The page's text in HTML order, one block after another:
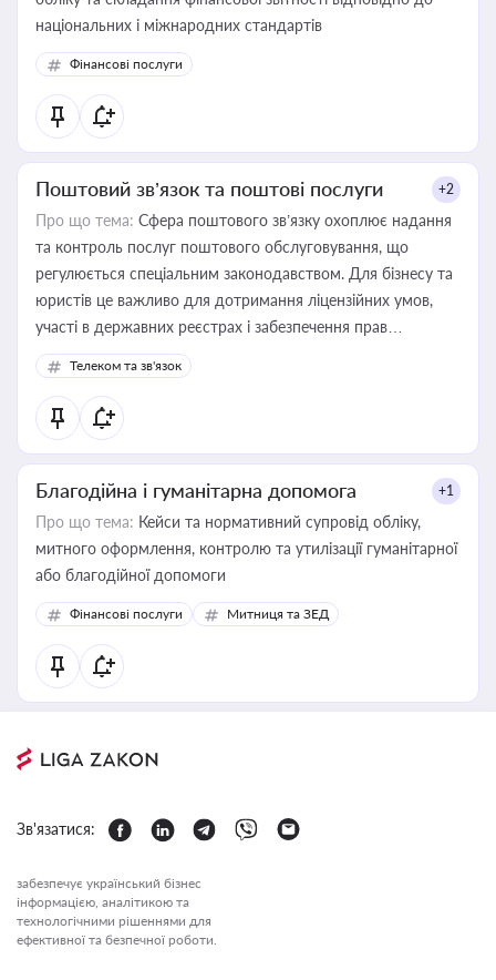
національних і міжнародних стандартів
Фінансові послуги
Поштовий зв’язок та поштові послуги +2
Про що тема: Сфера поштового зв’язку охоплює надання
та контроль послуг поштового обслуговування, що
регулюється спеціальним законодавством. Для бізнесу та
юристів це важливо для дотримання ліцензійних умов,
участі в державних реєстрах і забезпечення прав
споживачів.
Телеком та зв'язок
Благодійна і гуманітарна допомога +1
Про що тема: Кейси та нормативний супровід обліку,
митного оформлення, контролю та утилізації гуманітарної
або благодійної допомоги
Фінансові послуги Митниця та ЗЕД
Зв'язатися:
забезпечує український бізнес
інформацією, аналітикою та
технологічними рішеннями для
ефективної та безпечної роботи.